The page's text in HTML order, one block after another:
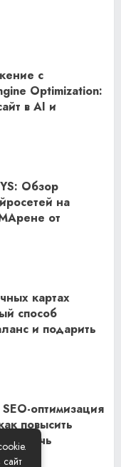
с
Optimization:
в AI и
Обзор
на
от
картах
способ
и подарить
оптимизация
повысить